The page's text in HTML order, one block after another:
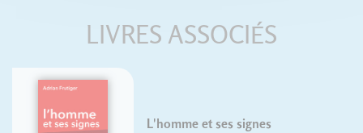
LIVRES ASSOCIÉS
L'homme et ses signes